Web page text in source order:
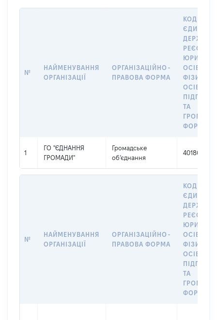
№
НАЙМЕНУВАННЯ
ОРГАНІЗАЦІЇ
ОРГАНІЗАЦІЙНО-
ПРАВОВА ФОРМА
КОД В
РЕЄСТРІ
ОСІБ,
ОСІБ –
ТА
1
ГО "ЄДНАННЯ
ГРОМАДИ"
Громадське
об’єднання
40180916
№
НАЙМЕНУВАННЯ
ОРГАНІЗАЦІЇ
ОРГАНІЗАЦІЙНО-
ПРАВОВА ФОРМА
КОД В
РЕЄСТРІ
ОСІБ,
ОСІБ –
ТА